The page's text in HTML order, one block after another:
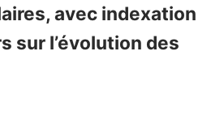
avec indexation
sur l’évolution des